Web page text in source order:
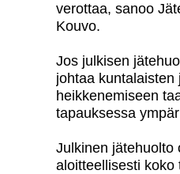
verottaa, sanoo
Kouvo.
Jos julkisen
johtaa
heikkenemiseen
tapauksessa
Julkinen jätehuolto
aloitteellisesti koko